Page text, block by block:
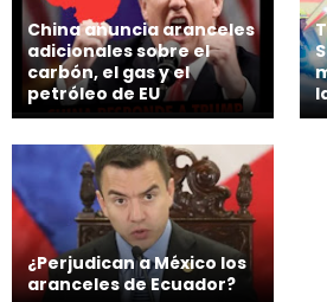
China anuncia aranceles
adicionales sobre el
carbón, el gas y el
petróleo de EU
¿Perjudican a México los
aranceles de Ecuador?